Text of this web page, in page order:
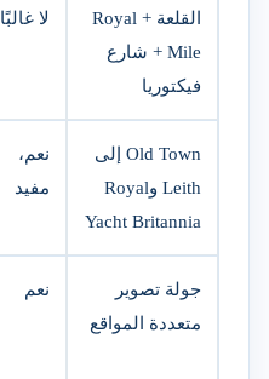
القلعة + Royal
Mile + شارع
فيكتوريا
لا غالبًا
Old Town إلى
Leith وRoyal
Yacht Britannia
نعم،
مفيد
جولة تصوير
متعددة المواقع
نعم